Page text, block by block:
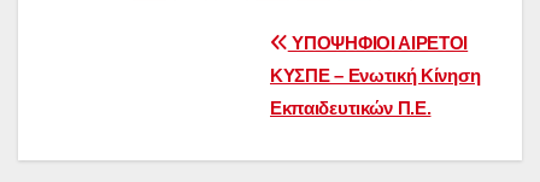
ΥΠΟΨΗΦΙΟΙ ΑΙΡΕΤΟΙ
ΚΥΣΠΕ – Ενωτική Κίνηση
Εκπαιδευτικών Π.Ε.